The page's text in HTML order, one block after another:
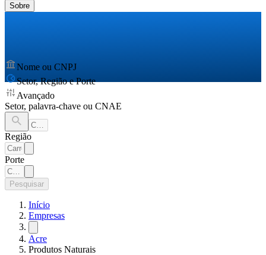
Sobre
Nome ou CNPJ
Setor, Região e Porte
Avançado
Setor, palavra-chave ou CNAE
Região
Porte
Pesquisar
Início
Empresas
Acre
Produtos Naturais